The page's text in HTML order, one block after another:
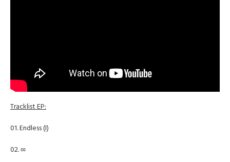
Tracklist EP:
01. Endless (I)
02. ∞